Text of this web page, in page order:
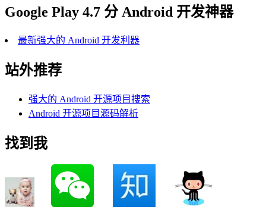
Google Play 4.7 分 Android 开发神器
最新强大的 Android 开发利器
站外推荐
强大的 Android 开源项目搜索
Android 开源项目源码解析
找到我